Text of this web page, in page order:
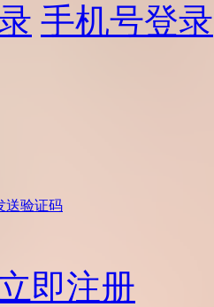
手机号登录
送验证码
立即注册